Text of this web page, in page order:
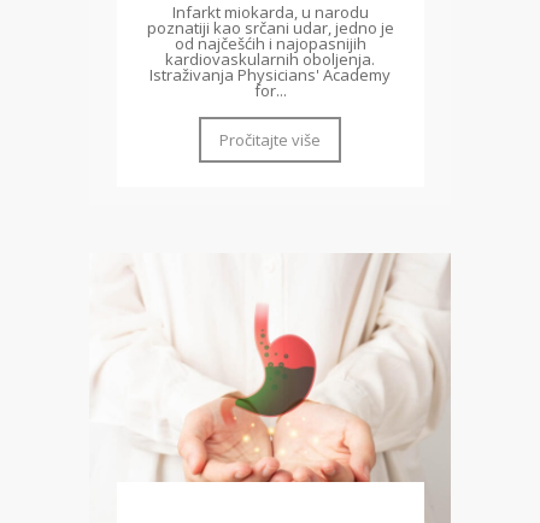
Infarkt miokarda, u narodu
poznatiji kao srčani udar, jedno je
od najčešćih i najopasnijih
kardiovaskularnih oboljenja.
Istraživanja Physicians' Academy
for...
Pročitajte više